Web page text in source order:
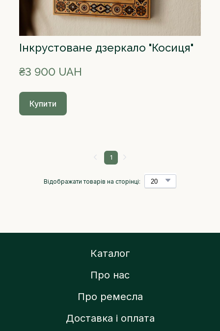
Інкрустоване дзеркало "Косиця"
₴3 900 UAH
Купити
Відображати товарів на сторінці:
1
Каталог
Про нас
Про ремесла
Доставка і оплата